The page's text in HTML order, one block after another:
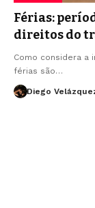
Férias:
direitos do
Como considera a
férias são…
Diego